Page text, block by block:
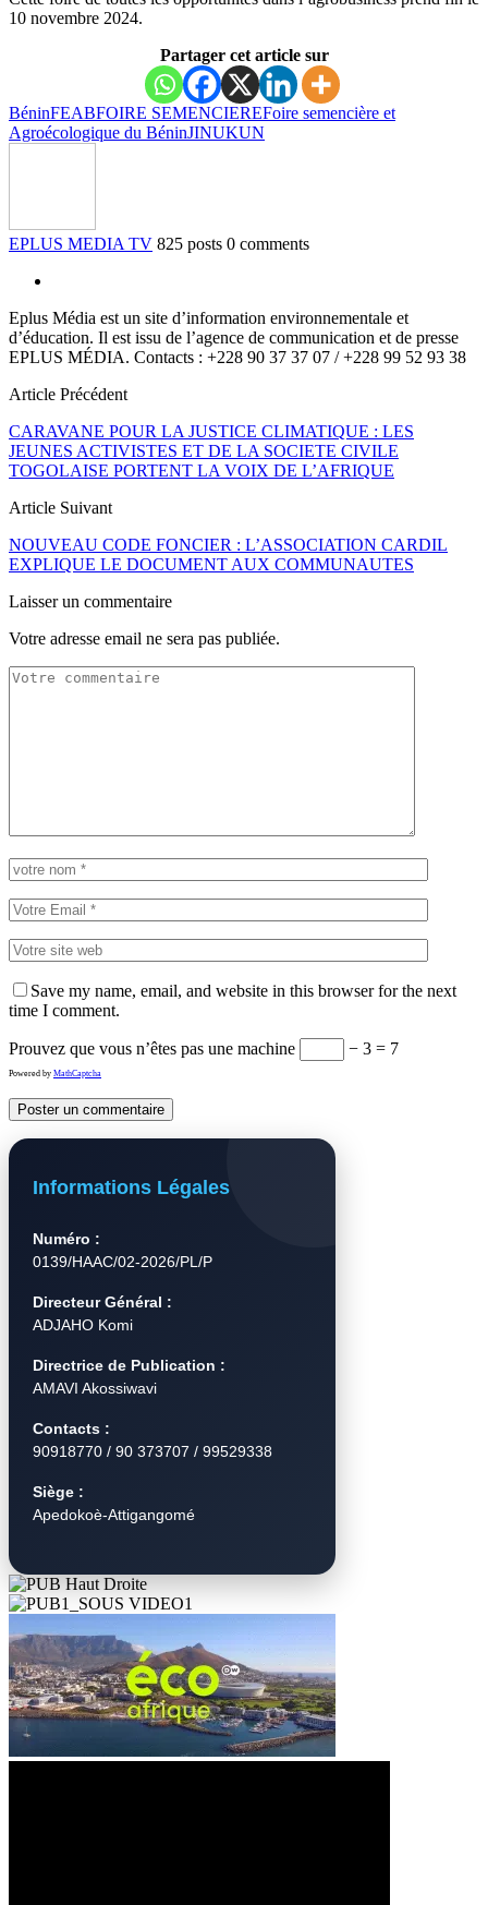
10 novembre 2024.
Partager cet article sur
BéninFEABFOIRE SEMENCIEREFoire semencière et
Agroécologique du BéninJINUKUN
EPLUS MEDIA TV 825 posts 0 comments
Eplus Média est un site d’information environnementale et
d’éducation. Il est issu de l’agence de communication et de presse
EPLUS MÉDIA. Contacts : +228 90 37 37 07 / +228 99 52 93 38
Article Précédent
CARAVANE POUR LA JUSTICE CLIMATIQUE : LES
JEUNES ACTIVISTES ET DE LA SOCIETE CIVILE
TOGOLAISE PORTENT LA VOIX DE L’AFRIQUE
Article Suivant
NOUVEAU CODE FONCIER : L’ASSOCIATION CARDIL
EXPLIQUE LE DOCUMENT AUX COMMUNAUTES
Laisser un commentaire
Votre adresse email ne sera pas publiée.
Save my name, email, and website in this browser for the next
time I comment.
Prouvez que vous n’êtes pas une machine − 3 = 7
Powered by MathCaptcha
Informations Légales
Numéro :
0139/HAAC/02-2026/PL/P
Directeur Général :
ADJAHO Komi
Directrice de Publication :
AMAVI Akossiwavi
Contacts :
90918770 / 90 373707 / 99529338
Siège :
Apedokoè-Attigangomé